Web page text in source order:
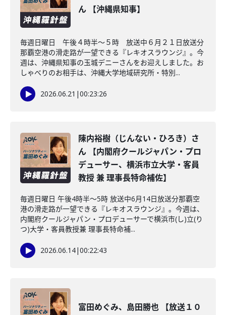
ん 【沖縄県知事】
毎週日曜日 午後４時半～５時 放送中６月２１日放送分
那覇空港の滑走路が一望できる『レキオスラウンジ』。今
週は、沖縄県知事の玉城デニーさんをお迎えしました。お
しゃべりのお相手は、沖縄大学地域研究所・特別...
2026.06.21 |00:23:26
陳内裕樹（じんない・ひろき）さ
ん 【内閣府クールジャパン・プロ
デューサー、横浜市立大学・客員
教授 兼 理事長特命補佐】
毎週日曜日 午後4時半～5時 放送中6月14日放送分那覇空
港の滑走路が一望できる『レキオスラウンジ』。今週は、
内閣府クールジャパン・プロデューサーで横浜市(し)立(り
つ)大学・客員教授兼 理事長特命補...
2026.06.14|00:22:43
富田めぐみ、島田勝也 【放送１０